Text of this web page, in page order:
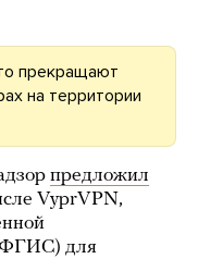
прекращают
на территории
предложил
VyprVPN,
для